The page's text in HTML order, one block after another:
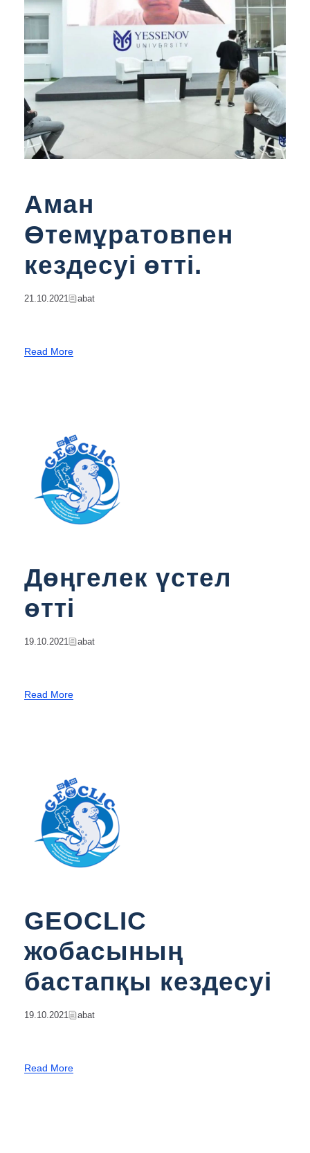
Аман
Өтемұратовпен
кездесуі өтті.
21.10.2021 Abat
Read More
Дөңгелек үстел
өтті
19.10.2021 Abat
Read More
GEOCLIC
жобасының
бастапқы кездесуі
19.10.2021 Abat
Read More